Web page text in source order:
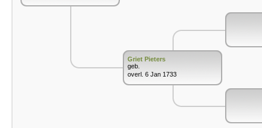
Griet Pieters
geb.
overl. 6 Jan 1733